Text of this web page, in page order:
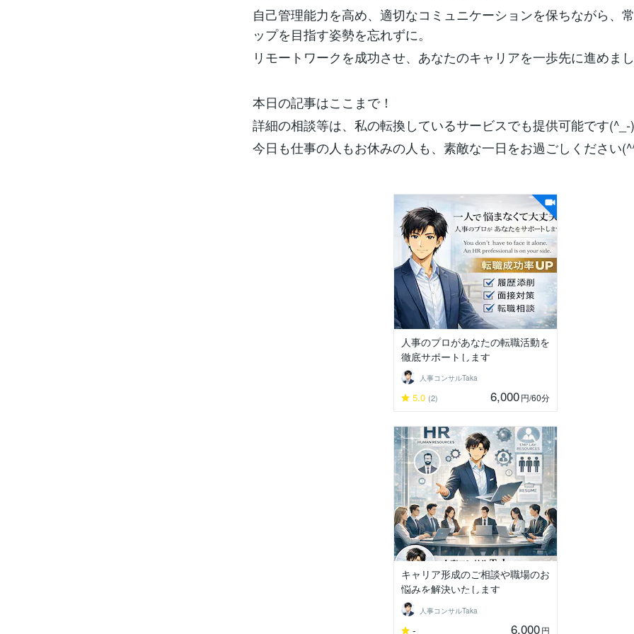
自己管理能力を高め、適切なコミュニケーションを保ちながら、
ップを目指す姿勢を忘れずに。
リモートワークを成功させ、あなたのキャリアを一歩先に進めまし
本日の記事はここまで！
詳細の相談等は、私の転換しているサービスでも提供可能です(^_-)
今日も仕事の人もお休みの人も、素敵な一日をお過ごしください
人事のプロがあなたの転職活動を
徹底サポートします
人事コンサルTaka
5.0 (2) 6,000円/60分
キャリア形成のご相談や職場のお
悩みを解決いたします
人事コンサルTaka
- 6,000円